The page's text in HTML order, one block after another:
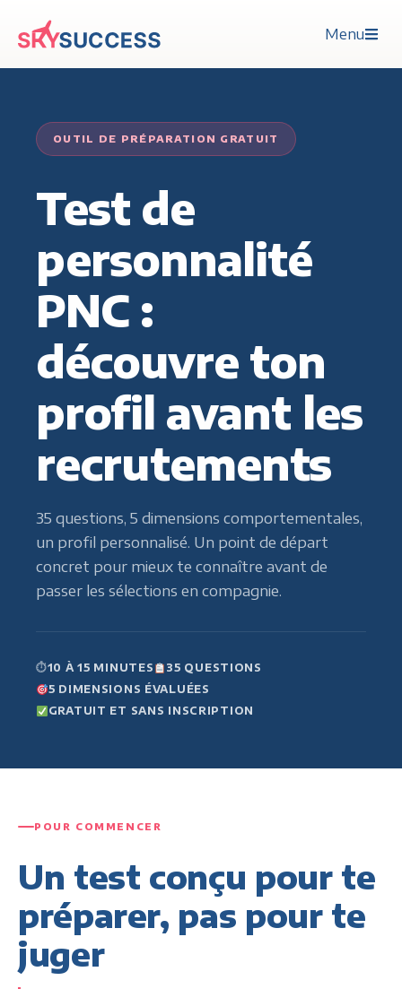
Menu
OUTIL DE PRÉPARATION GRATUIT
Test de
personnalité
PNC :
découvre ton
profil avant les
recrutements
35 questions, 5 dimensions comportementales,
un profil personnalisé. Un point de départ
concret pour mieux te connaître avant de
passer les sélections en compagnie.
⏱10 À 15 MINUTES
35 QUESTIONS
5 DIMENSIONS ÉVALUÉES
GRATUIT ET SANS INSCRIPTION
POUR COMMENCER
Un test conçu pour te
préparer, pas pour te
juger